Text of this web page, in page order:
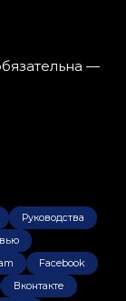
—
Руководства
Facebook
Вконтакте